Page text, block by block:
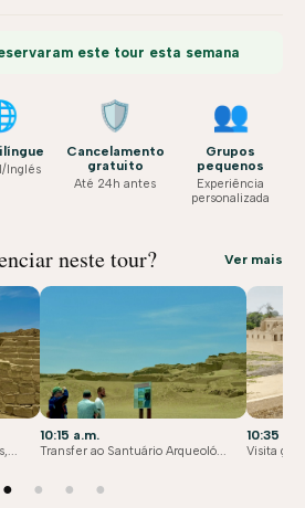
este tour esta semana
Inglés
🛡️
Cancelamento
gratuito
Até 24h antes
👥
Grupos
pequenos
Experiência
personalizada
neste tour? Ver mais
10:15 a.m.
Transfer ao Santuário Arqueoló...
10:35
Visita
● ● ● ●